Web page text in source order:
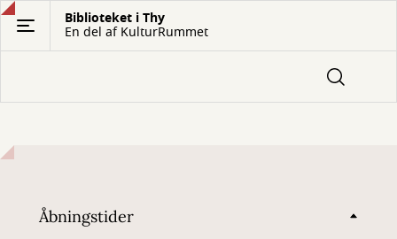
Gå
hovedindhold
Biblioteket i Thy
En del af KulturRummet
Åbningstider